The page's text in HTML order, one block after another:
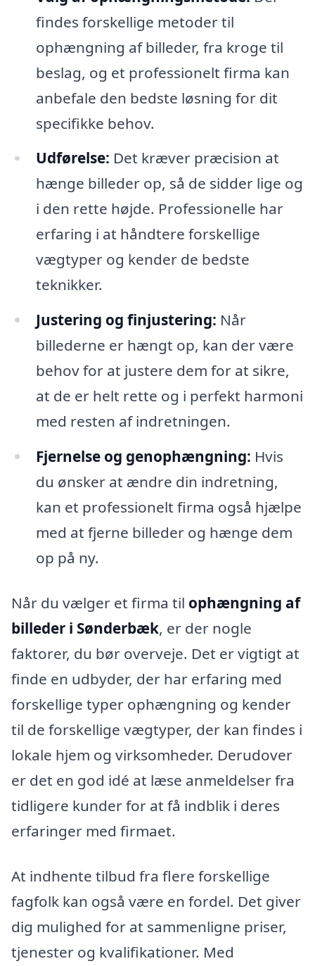
findes forskellige metoder til
ophængning af billeder, fra kroge til
beslag, og et professionelt firma kan
anbefale den bedste løsning for dit
specifikke behov.
Udførelse: Det kræver præcision at
hænge billeder op, så de sidder lige og
i den rette højde. Professionelle har
erfaring i at håndtere forskellige
vægtyper og kender de bedste
teknikker.
Justering og finjustering: Når
billederne er hængt op, kan der være
behov for at justere dem for at sikre,
at de er helt rette og i perfekt harmoni
med resten af indretningen.
Fjernelse og genophængning: Hvis
du ønsker at ændre din indretning,
kan et professionelt firma også hjælpe
med at fjerne billeder og hænge dem
op på ny.
Når du vælger et firma til ophængning af
billeder i Sønderbæk, er der nogle
faktorer, du bør overveje. Det er vigtigt at
finde en udbyder, der har erfaring med
forskellige typer ophængning og kender
til de forskellige vægtyper, der kan findes i
lokale hjem og virksomheder. Derudover
er det en god idé at læse anmeldelser fra
tidligere kunder for at få indblik i deres
erfaringer med firmaet.
At indhente tilbud fra flere forskellige
fagfolk kan også være en fordel. Det giver
dig mulighed for at sammenligne priser,
tjenester og kvalifikationer. Med